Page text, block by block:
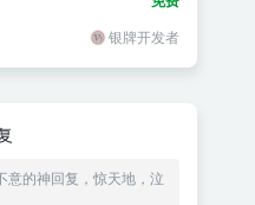
银牌开发者
意的神回复，惊天地，泣